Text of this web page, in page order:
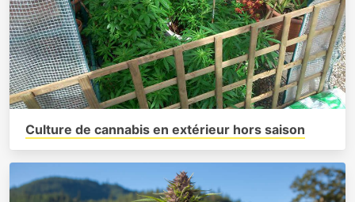
Culture de cannabis en extérieur hors saison